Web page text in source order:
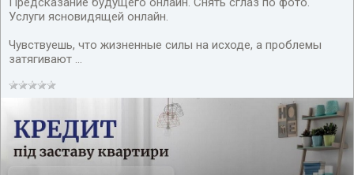
Услуги ясновидящей онлайн.
Чувствуешь, что жизненные силы на исходе, а проблемы
затягивают ...